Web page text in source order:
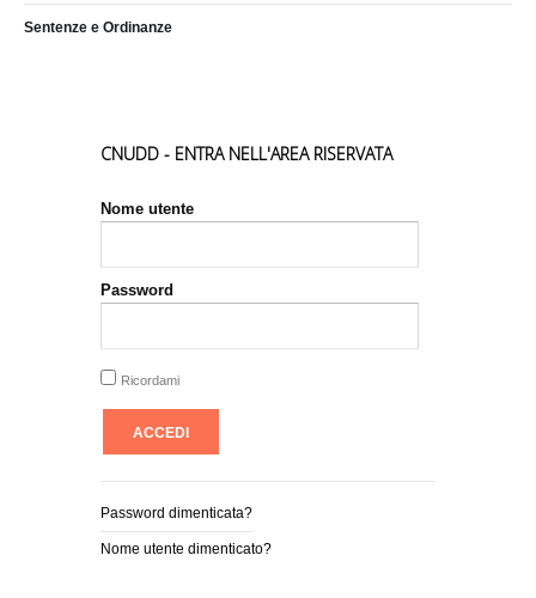
Sentenze e Ordinanze
CNUDD - ENTRA NELL'AREA RISERVATA
Nome utente
Password
Ricordami
Password dimenticata?
Nome utente dimenticato?